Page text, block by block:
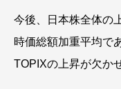
今後、日本株全体の
時価総額加重平均で
TOPIXの上昇が欠か